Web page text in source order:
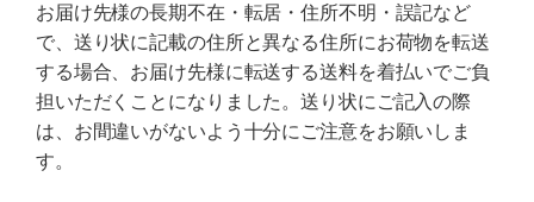
お届け先様の長期不在・転居・住所不明・誤記など
で、送り状に記載の住所と異なる住所にお荷物を転送
する場合、お届け先様に転送する送料を着払いでご負
担いただくことになりました。送り状にご記入の際
は、お間違いがないよう十分にご注意をお願いしま
す。